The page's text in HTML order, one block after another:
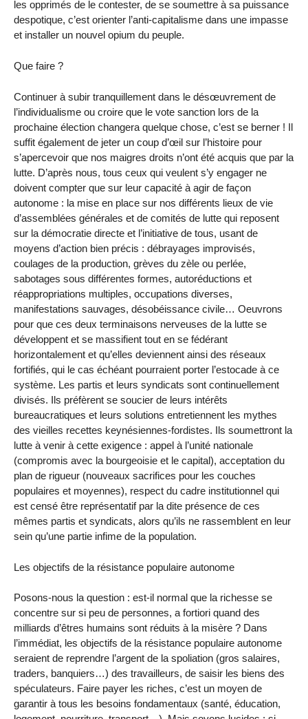
les opprimés de le contester, de se soumettre à sa puissance
despotique, c’est orienter l’anti-capitalisme dans une impasse
et installer un nouvel opium du peuple.
Que faire ?
Continuer à subir tranquillement dans le désœuvrement de
l’individualisme ou croire que le vote sanction lors de la
prochaine élection changera quelque chose, c’est se berner ! Il
suffit également de jeter un coup d’œil sur l’histoire pour
s’apercevoir que nos maigres droits n’ont été acquis que par la
lutte. D’après nous, tous ceux qui veulent s’y engager ne
doivent compter que sur leur capacité à agir de façon
autonome : la mise en place sur nos différents lieux de vie
d’assemblées générales et de comités de lutte qui reposent
sur la démocratie directe et l’initiative de tous, usant de
moyens d’action bien précis : débrayages improvisés,
coulages de la production, grèves du zèle ou perlée,
sabotages sous différentes formes, autoréductions et
réappropriations multiples, occupations diverses,
manifestations sauvages, désobéissance civile… Oeuvrons
pour que ces deux terminaisons nerveuses de la lutte se
développent et se massifient tout en se fédérant
horizontalement et qu’elles deviennent ainsi des réseaux
fortifiés, qui le cas échéant pourraient porter l’estocade à ce
système. Les partis et leurs syndicats sont continuellement
divisés. Ils préfèrent se soucier de leurs intérêts
bureaucratiques et leurs solutions entretiennent les mythes
des vieilles recettes keynésiennes-fordistes. Ils soumettront la
lutte à venir à cette exigence : appel à l’unité nationale
(compromis avec la bourgeoisie et le capital), acceptation du
plan de rigueur (nouveaux sacrifices pour les couches
populaires et moyennes), respect du cadre institutionnel qui
est censé être représentatif par la dite présence de ces
mêmes partis et syndicats, alors qu’ils ne rassemblent en leur
sein qu’une partie infime de la population.
Les objectifs de la résistance populaire autonome
Posons-nous la question : est-il normal que la richesse se
concentre sur si peu de personnes, a fortiori quand des
milliards d’êtres humains sont réduits à la misère ? Dans
l’immédiat, les objectifs de la résistance populaire autonome
seraient de reprendre l’argent de la spoliation (gros salaires,
traders, banquiers…) des travailleurs, de saisir les biens des
spéculateurs. Faire payer les riches, c’est un moyen de
garantir à tous les besoins fondamentaux (santé, éducation,